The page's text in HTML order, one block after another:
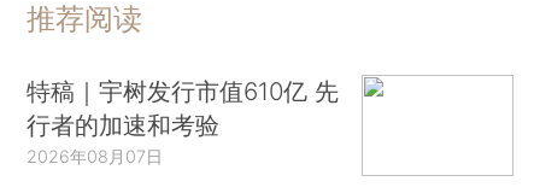
推荐阅读
特稿｜宇树发行市值610亿 先
行者的加速和考验
2026年08月07日